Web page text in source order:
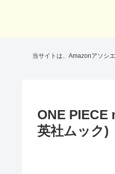
当サイトは、Amazonアソシ
ONE PIECE
英社ムック)